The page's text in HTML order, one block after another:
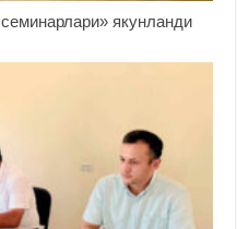
якунланди